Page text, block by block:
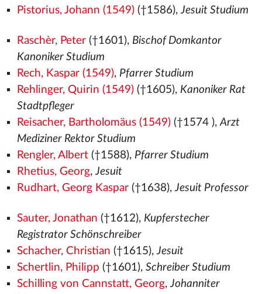
Pistorius, Johann (1549)(†1586),Jesuit Studium
Raschèr, Peter(†1601), Bischof Domkantor
Kanoniker Studium
Rech, Kaspar (1549), Pfarrer Studium
Rehlinger, Quirin (1549)(†1605), Kanoniker Rat
Stadtpfleger
Reisacher, Bartholomäus (1549)(†1574 ),Arzt
Mediziner Rektor Studium
Rengler, Albert(†1588), Pfarrer Studium
Rhetius, Georg,Jesuit
Rudhart, Georg Kaspar(†1638),Jesuit Professor
Sauter, Jonathan (†1612), Kupferstecher
Registrator Schönschreiber
Schacher, Christian (†1615),Jesuit
Schertlin, Philipp (†1601), Schreiber Studium
Schilling von Cannstatt, Georg,Johanniter